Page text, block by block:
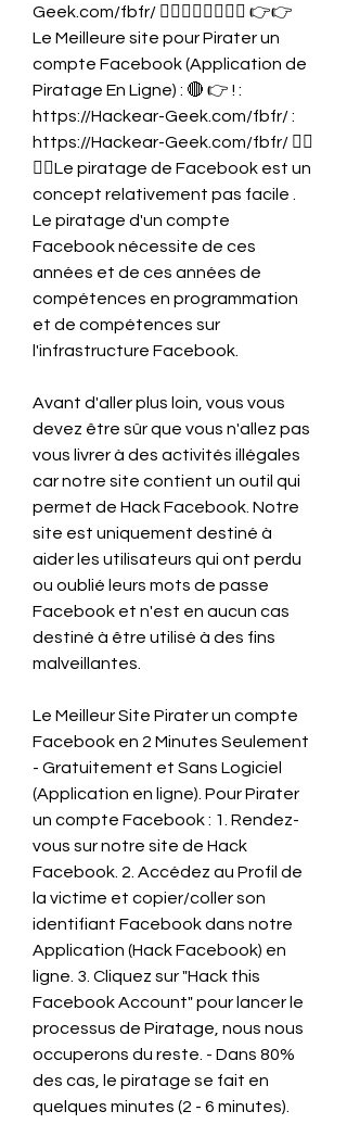
Geek.com/fbfr/ 👈🏻👈🏻👉🏻👉🏻 👉👉
Le Meilleure site pour Pirater un
compte Facebook (Application de
Piratage En Ligne) : 🔴 👉 ! :
https://Hackear-Geek.com/fbfr/ :
https://Hackear-Geek.com/fbfr/ 👈🏻
👈🏻Le piratage de Facebook est un
concept relativement pas facile .
Le piratage d'un compte
Facebook nécessite de ces
années et de ces années de
compétences en programmation
et de compétences sur
l'infrastructure Facebook.
Avant d'aller plus loin, vous vous
devez être sûr que vous n'allez pas
vous livrer à des activités illégales
car notre site contient un outil qui
permet de Hack Facebook. Notre
site est uniquement destiné à
aider les utilisateurs qui ont perdu
ou oublié leurs mots de passe
Facebook et n'est en aucun cas
destiné à être utilisé à des fins
malveillantes.
Le Meilleur Site Pirater un compte
Facebook en 2 Minutes Seulement
- Gratuitement et Sans Logiciel
(Application en ligne). Pour Pirater
un compte Facebook : 1. Rendez-
vous sur notre site de Hack
Facebook. 2. Accédez au Profil de
la victime et copier/coller son
identifiant Facebook dans notre
Application (Hack Facebook) en
ligne. 3. Cliquez sur "Hack this
Facebook Account" pour lancer le
processus de Piratage, nous nous
occuperons du reste. - Dans 80%
des cas, le piratage se fait en
quelques minutes (2 - 6 minutes).